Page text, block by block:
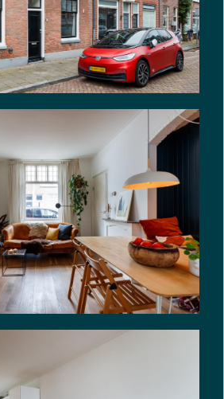
asbest en/of de verwijdering
zaak kan
van artikel 6.3 van deze
7:17 lid 1 en 2 BW komt het
ontbreken van één of meer
de onroerende zaak voor
van de zaak aan
gevolg van de aanwezigheid
welke samenstelling en/of op
voor rekening en risico van
bij de digitale 2-D en 3-D
gebruik van de
je toekomstige huis in te